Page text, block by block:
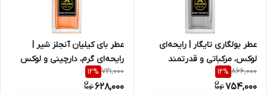
عطر بولگاری تایگار | رایحه‌ای
لوکس، مرکباتی و قدرتمند
866,000
12%
754,000
عطر بای کیلیان آنجلز شیر |
رایحه‌ای گرم، دارچینی و لوکس
(زنانه و مردانه)
721,000
12%
628,000